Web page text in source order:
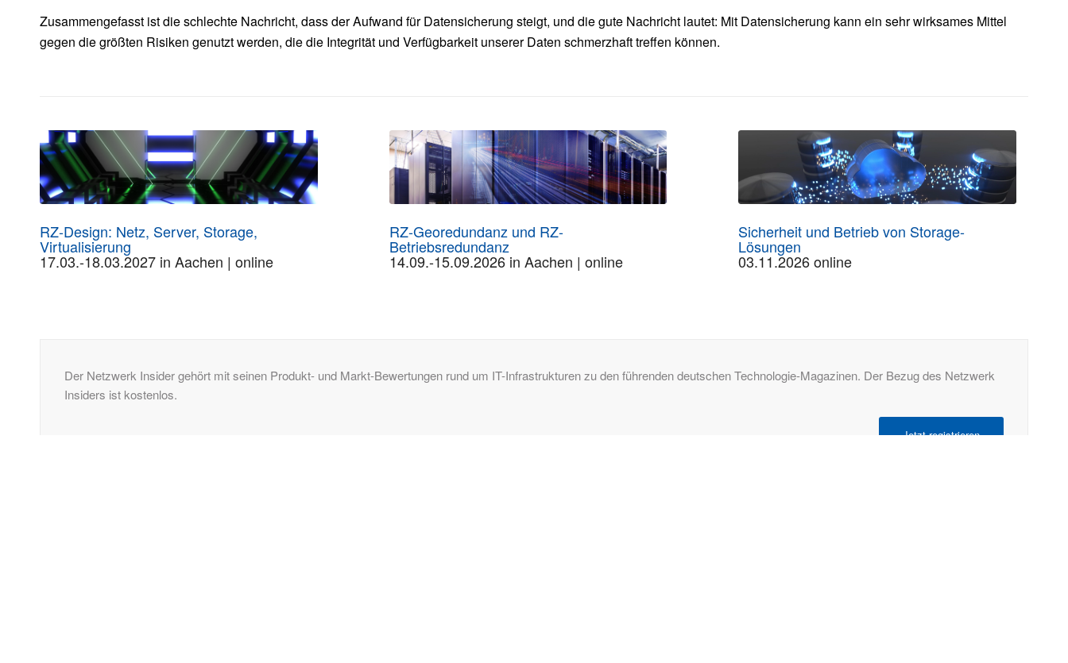
Zusammengefasst ist die schlechte Nachricht, dass der Aufwand für Datensicherung steigt, und die gute Nachricht lautet: Mit Datensicherung kann ein sehr wirksames Mittel
gegen die größten Risiken genutzt werden, die die Integrität und Verfügbarkeit unserer Daten schmerzhaft treffen können.
RZ-Design: Netz, Server, Storage,
Virtualisierung
17.03.-18.03.2027 in Aachen | online
RZ-Georedundanz und RZ-
Betriebsredundanz
14.09.-15.09.2026 in Aachen | online
Sicherheit und Betrieb von Storage-
Lösungen
03.11.2026 online
Der Netzwerk Insider gehört mit seinen Produkt- und Markt-Bewertungen rund um IT-Infrastrukturen zu den führenden deutschen Technologie-Magazinen. Der Bezug des Netzwerk
Insiders ist kostenlos.
Jetzt registrieren